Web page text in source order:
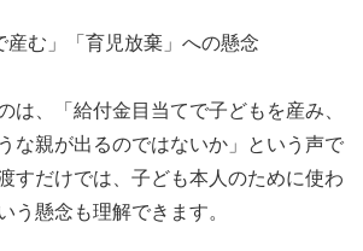
産む」「育児放棄」への懸念
は、「給付金目当てで子どもを産み、
な親が出るのではないか」という声で
すだけでは、子ども本人のために使わ
う懸念も理解できます。